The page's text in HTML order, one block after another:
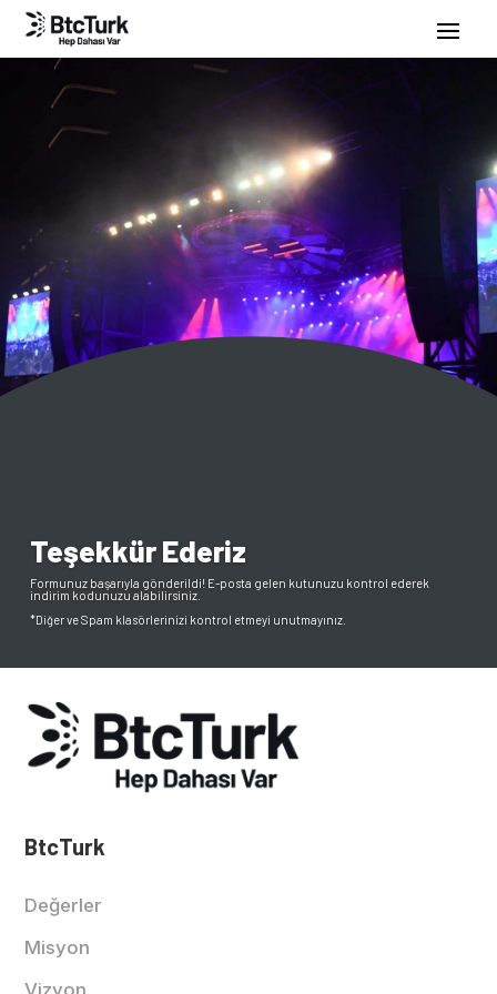
Teşekkür Ederiz
Formunuz başarıyla gönderildi! E-posta gelen kutunuzu kontrol ederek
indirim kodunuzu alabilirsiniz.
*Diğer ve Spam klasörlerinizi kontrol etmeyi unutmayınız.
BtcTurk
Değerler
Misyon
Vizyon